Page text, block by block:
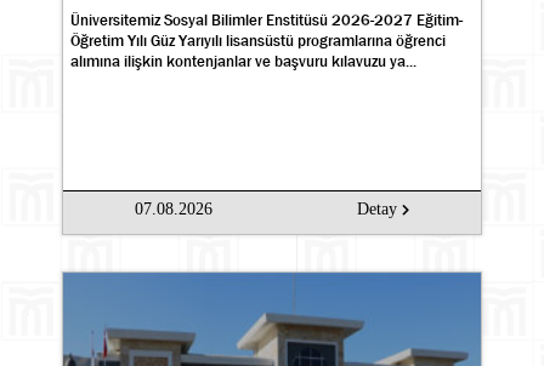
Üniversitemiz Sosyal Bilimler Enstitüsü 2026-2027 Eğitim-
Öğretim Yılı Güz Yarıyılı lisansüstü programlarına öğrenci
alımına ilişkin kontenjanlar ve başvuru kılavuzu ya...
07.08.2026 Detay